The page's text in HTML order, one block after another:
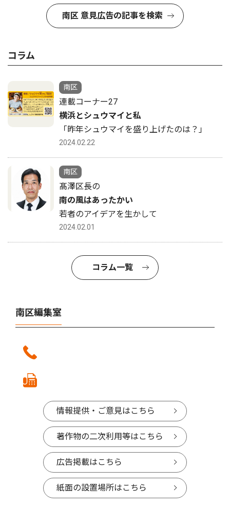
南区 意見広告の記事を検索
コラム
南区
連載コーナー27
横浜とシュウマイと私
「昨年シュウマイを盛り上げたのは？」
2024.02.22
南区
髙澤区長の
南の風はあったかい
若者のアイデアを生かして
2024.02.01
コラム一覧
南区編集室
情報提供・ご意見はこちら
著作物の二次利用等はこちら
広告掲載はこちら
紙面の設置場所はこちら